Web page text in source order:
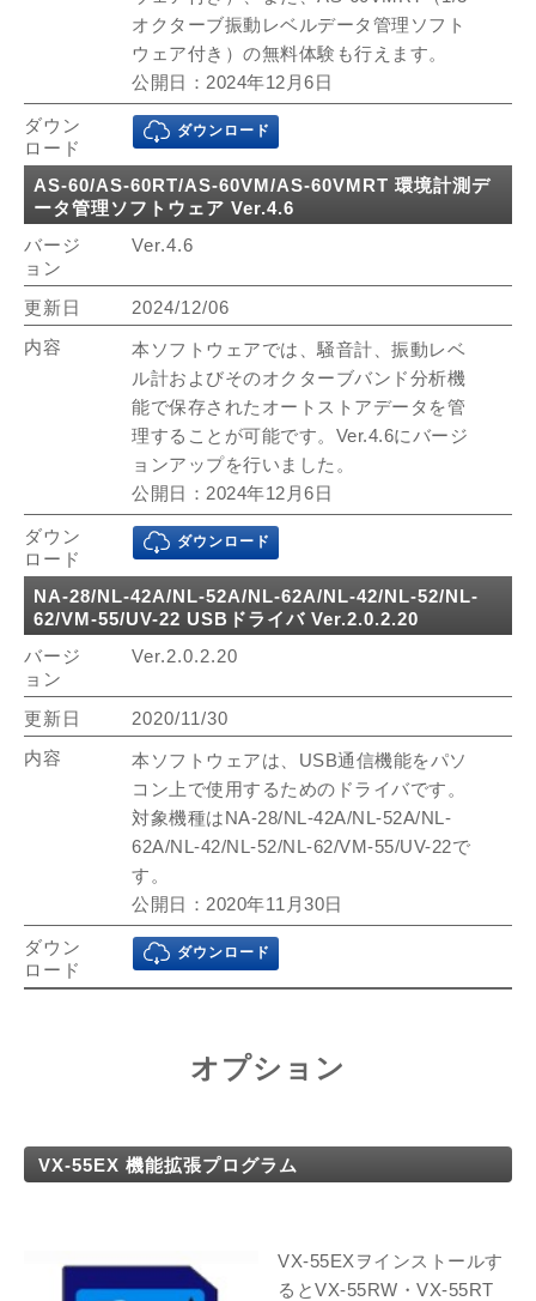
オクターブ振動レベルデータ管理ソフト
ウェア付き）の無料体験も行えます。
公開日：2024年12月6日
ダウンロード
AS-60/AS-60RT/AS-60VM/AS-60VMRT 環境計測デ
ータ管理ソフトウェア Ver.4.6
Ver.4.6
2024/12/06
本ソフトウェアでは、騒音計、振動レベ
ル計およびそのオクターブバンド分析機
能で保存されたオートストアデータを管
理することが可能です。Ver.4.6にバージ
ョンアップを行いました。
公開日：2024年12月6日
ダウンロード
NA-28/NL-42A/NL-52A/NL-62A/NL-42/NL-52/NL-
62/VM-55/UV-22 USBドライバ Ver.2.0.2.20
Ver.2.0.2.20
2020/11/30
本ソフトウェアは、USB通信機能をパソ
コン上で使用するためのドライバです。
対象機種はNA-28/NL-42A/NL-52A/NL-
62A/NL-42/NL-52/NL-62/VM-55/UV-22で
す。
公開日：2020年11月30日
ダウンロード
オプション
VX-55EX 機能拡張プログラム
VX-55EXヲインストールす
るとVX-55RW・VX-55RT